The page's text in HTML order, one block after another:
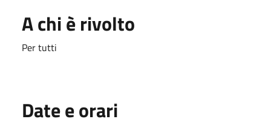
A chi è rivolto
Per tutti
Date e orari